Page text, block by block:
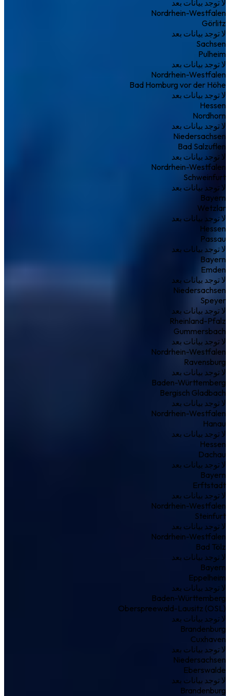
لا توجد بيانات بعد
Nordrhein-Westfalen
Görlitz
لا توجد بيانات بعد
Sachsen
Pulheim
لا توجد بيانات بعد
Nordrhein-Westfalen
Bad Homburg vor der Höhe
لا توجد بيانات بعد
Hessen
Nordhorn
لا توجد بيانات بعد
Niedersachsen
Bad Salzuflen
لا توجد بيانات بعد
Nordrhein-Westfalen
Schweinfurt
لا توجد بيانات بعد
Bayern
Wetzlar
لا توجد بيانات بعد
Hessen
Passau
لا توجد بيانات بعد
Bayern
Emden
لا توجد بيانات بعد
Niedersachsen
Speyer
لا توجد بيانات بعد
Rheinland-Pfalz
Gummersbach
لا توجد بيانات بعد
Nordrhein-Westfalen
Ravensburg
لا توجد بيانات بعد
Baden-Württemberg
Bergisch Gladbach
لا توجد بيانات بعد
Nordrhein-Westfalen
Hanau
لا توجد بيانات بعد
Hessen
Dachau
لا توجد بيانات بعد
Bayern
Erftstadt
لا توجد بيانات بعد
Nordrhein-Westfalen
Steinfurt
لا توجد بيانات بعد
Nordrhein-Westfalen
Bad Tölz
لا توجد بيانات بعد
Bayern
Eppelheim
لا توجد بيانات بعد
Baden-Württemberg
Oberspreewald-Lausitz (OSL)
لا توجد بيانات بعد
Brandenburg
Cuxhaven
لا توجد بيانات بعد
Niedersachsen
Eberswalde
لا توجد بيانات بعد
Brandenburg